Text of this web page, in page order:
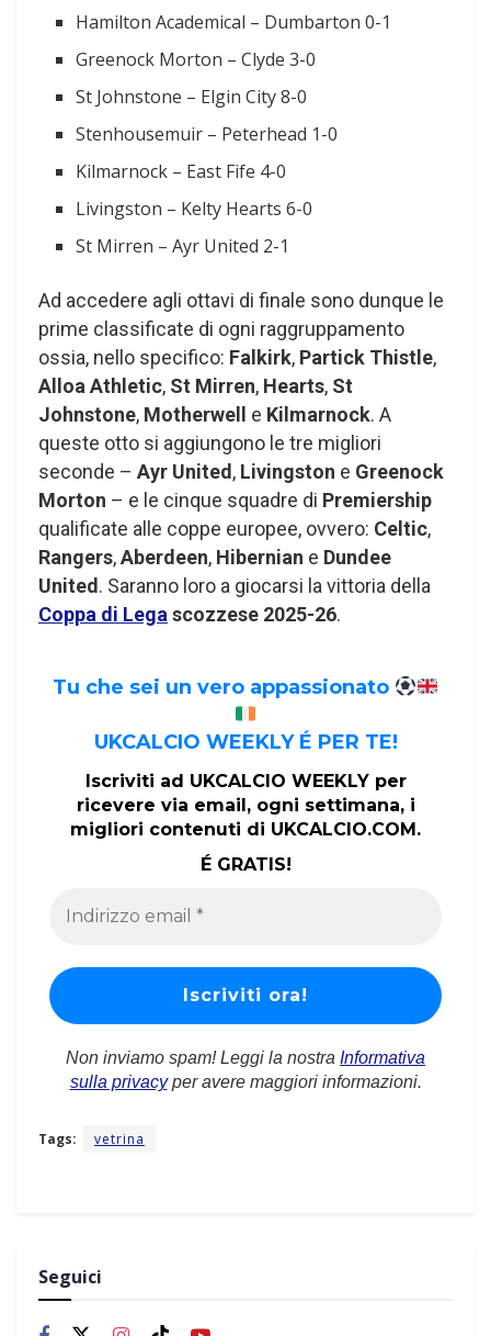
Hamilton Academical – Dumbarton 0-1
Greenock Morton – Clyde 3-0
St Johnstone – Elgin City 8-0
Stenhousemuir – Peterhead 1-0
Kilmarnock – East Fife 4-0
Livingston – Kelty Hearts 6-0
St Mirren – Ayr United 2-1
Ad accedere agli ottavi di finale sono dunque le
prime classificate di ogni raggruppamento
ossia, nello specifico: Falkirk, Partick Thistle,
Alloa Athletic, St Mirren, Hearts, St
Johnstone, Motherwell e Kilmarnock. A
queste otto si aggiungono le tre migliori
seconde – Ayr United, Livingston e Greenock
Morton – e le cinque squadre di Premiership
qualificate alle coppe europee, ovvero: Celtic,
Rangers,Aberdeen, Hibernian e Dundee
United. Saranno loro a giocarsi la vittoria della
Coppa di Legascozzese 2025-26.
Tu che sei un vero appassionato
UKCALCIO WEEKLY É PER TE!
Iscriviti ad UKCALCIO WEEKLY per
ricevere via email, ogni settimana, i
migliori contenuti di UKCALCIO.COM.
É GRATIS!
Non inviamo spam! Leggi la nostra Informativa
sulla privacyper avere maggiori informazioni.
Tags: vetrina
Seguici